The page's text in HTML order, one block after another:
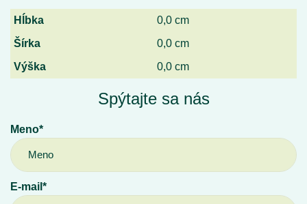
Hĺbka
0,0 cm
Šírka
0,0 cm
Výška
0,0 cm
Spýtajte sa nás
Meno*
E-mail*